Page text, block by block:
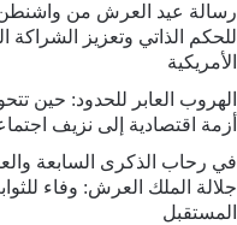
رسالة عيد العرش من
للحكم الذاتي وتعزيز الشراكة
الأمريكية
​الهروب العابر للحدود: حين
أزمة اقتصادية إلى نزيف
في رحاب الذكرى السابعة
جلالة الملك العرش: وفاء
المستقبل